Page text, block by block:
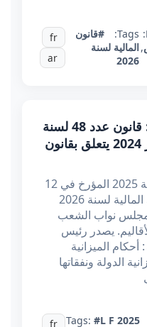
,
Tags:
#قانون
المالية لسنة
2026
fr
ar
قانون المالية لسنة 2025 : قانون عدد 48 لسنة
2024 مؤرخ في 9 ديسمبر 2024 يتعلق بقانون
نقح بـ : - القانون عدد 17 لسنة 2025 المؤرخ في 12
ديسمبر 2025 المتعلق بقانون المالية لسنة 2026
نواب الشعب
يصدر رئيس
أحكام الميزانية
الدولة ونفقاتها
Tags: #L F 2025
fr